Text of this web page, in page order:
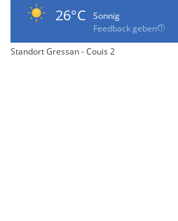
26°C
Sonnig
Feedback geben
Standort Gressan - Couis 2